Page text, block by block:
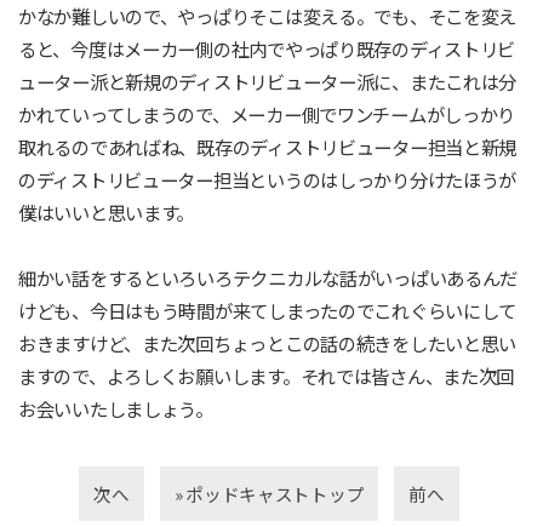
かなか難しいので、やっぱりそこは変える。でも、そこを変え
ると、今度はメーカー側の社内でやっぱり既存のディストリビ
ューター派と新規のディストリビューター派に、またこれは分
かれていってしまうので、メーカー側でワンチームがしっかり
取れるのであればね、既存のディストリビューター担当と新規
のディストリビューター担当というのはしっかり分けたほうが
僕はいいと思います。
細かい話をするといろいろテクニカルな話がいっぱいあるんだ
けども、今日はもう時間が来てしまったのでこれぐらいにして
おきますけど、また次回ちょっとこの話の続きをしたいと思い
ますので、よろしくお願いします。それでは皆さん、また次回
お会いいたしましょう。
次へ » ポッドキャストトップ 前へ